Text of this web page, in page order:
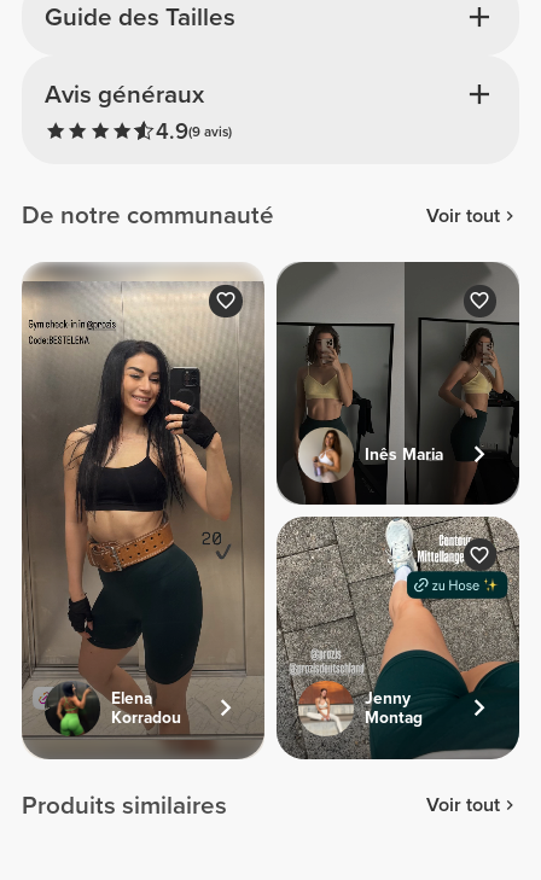
Avis généraux
4.9(9 avis)
Guide des Tailles
De notre communauté Voir tout
Elena
Korradou
Inês Maria
Jenny
Montag
Produits similaires Voir tout